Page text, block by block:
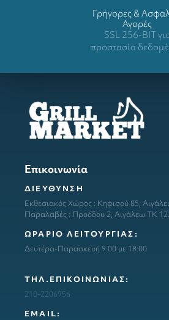
Γρήγορες &
Αγορές
SSL 256-BIT
προστασία
Επικοινωνία
ΔΙΕΥΘΥΝΣΗ
Εκθεσιακός Χώρος : Κηφισού 85,
Παραλαβές : Προόδου 2, Αιγάλεω ΤΚ
ΩΡΑΡΙΟ ΛΕΙΤΟΥΡΓΙΑΣ:
Δευτέρα-Παρασκευή 9:00 με 18:00
ΤΗΛ.ΕΠΙΚΟΙΝΩΝΙΑΣ:
210-2206956
ΕΜΑΙL: